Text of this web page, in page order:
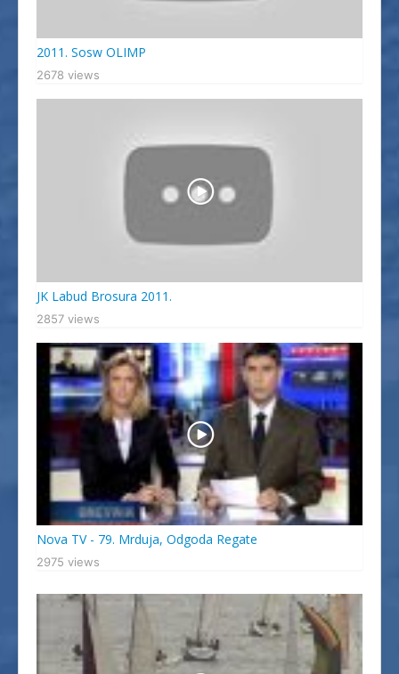
2011. Sosw OLIMP
2678 views
JK Labud Brosura 2011.
2857 views
Nova TV - 79. Mrduja, Odgoda Regate
2975 views